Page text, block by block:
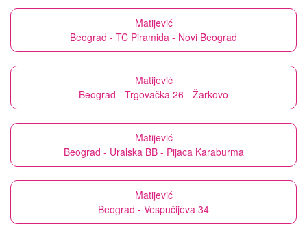
Matijević
Beograd - TC Piramida - Novi Beograd
Matijević
Beograd - Trgovačka 26 - Žarkovo
Matijević
Beograd - Uralska BB - Pijaca Karaburma
Matijević
Beograd - Vespučijeva 34